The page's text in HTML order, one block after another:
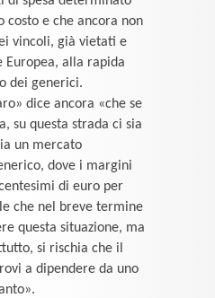
e che ancora non
vincoli, già vietati e
Europea, alla rapida
dei generici.
dice ancora «che se
su questa strada ci sia
un mercato
dove i margini
di euro per
che nel breve termine
questa situazione, ma
si rischia che il
a dipendere da uno